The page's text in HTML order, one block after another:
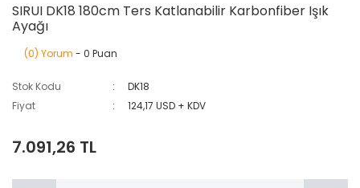
SIRUI DK18 180cm Ters Katlanabilir Karbonfiber Işık
Ayağı
(0) Yorum - 0 Puan
Stok Kodu
DK18
Fiyat
124,17 USD + KDV
7.091,26 TL